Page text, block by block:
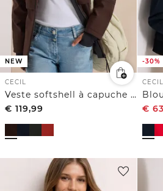
NEW
CECIL
Veste softshell à capuche amovible
€ 119,99
-30%
CECIL
€